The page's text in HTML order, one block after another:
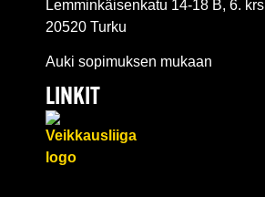
Lemminkäisenkatu 14-18 B, 6. krs
20520 Turku
Auki sopimuksen mukaan
LINKIT